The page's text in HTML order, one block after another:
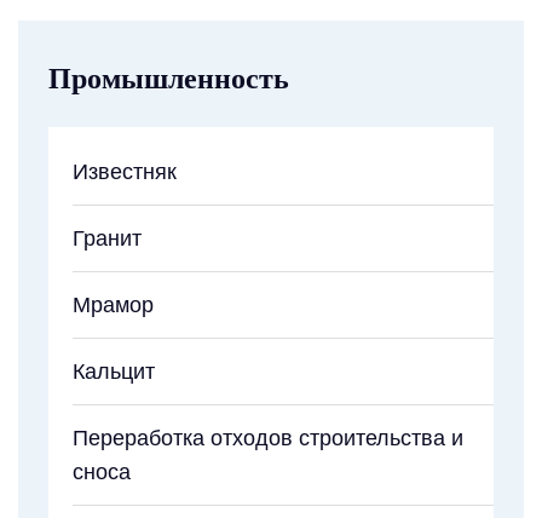
Промышленность
Известняк
Гранит
Мрамор
Кальцит
Переработка отходов строительства и
сноса